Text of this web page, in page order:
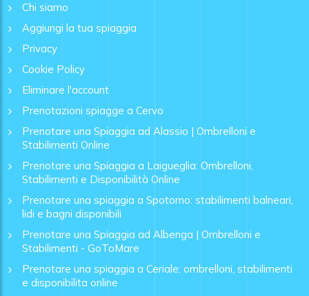
Chi siamo
Aggiungi la tua spiaggia
Privacy
Cookie Policy
Eliminare l'account
Prenotazioni spiagge a Cervo
Prenotare una Spiaggia ad Alassio | Ombrelloni e
Stabilimenti Online
Prenotare una Spiaggia a Laigueglia: Ombrelloni,
Stabilimenti e Disponibilità Online
Prenotare una spiaggia a Spotorno: stabilimenti balneari,
lidi e bagni disponibili
Prenotare una Spiaggia ad Albenga | Ombrelloni e
Stabilimenti - GoToMare
Prenotare una spiaggia a Ceriale: ombrelloni, stabilimenti
e disponibilita online